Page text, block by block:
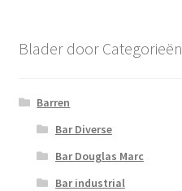
Blader door Categorieën
Barren
Bar Diverse
Bar Douglas Marc
Bar industrial